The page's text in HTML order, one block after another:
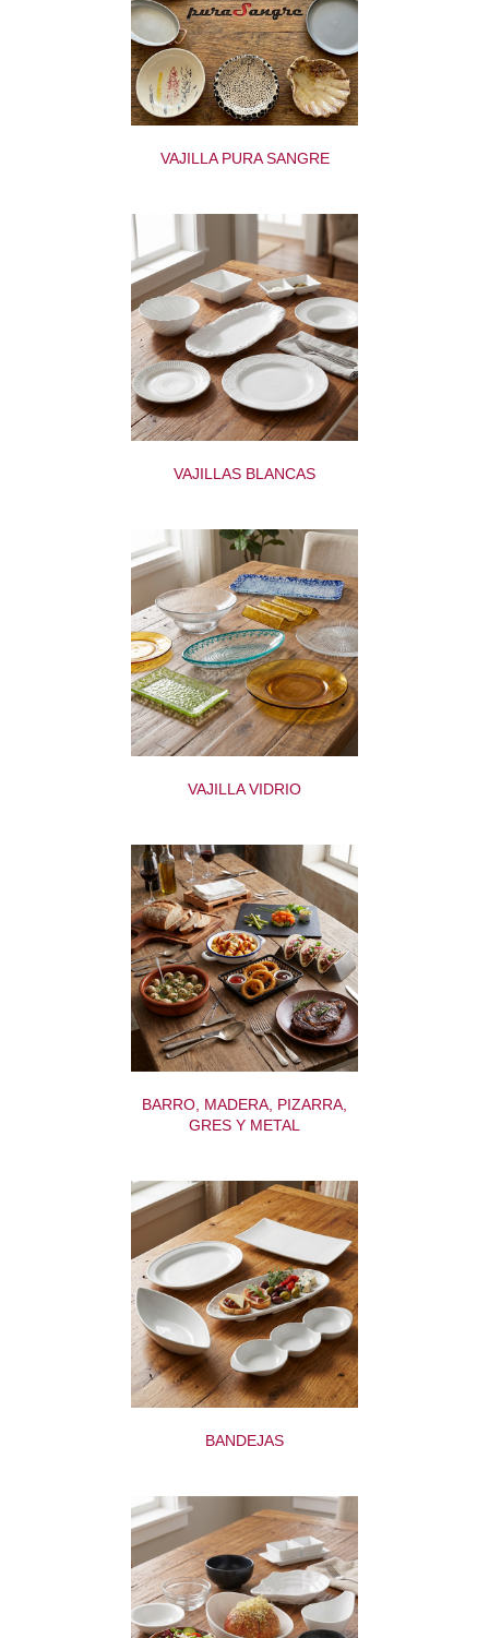
VAJILLA PURA SANGRE
VAJILLAS BLANCAS
VAJILLA VIDRIO
BARRO, MADERA, PIZARRA,
GRES Y METAL
BANDEJAS